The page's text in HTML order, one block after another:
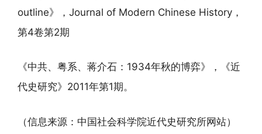
outline》，Journal of Modern Chinese History，
第4卷第2期
《中共、粤系、蒋介石：1934年秋的博弈》，《近
代史研究》2011年第1期。
（信息来源：中国社会科学院近代史研究所网站）